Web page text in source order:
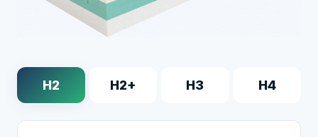
H2 H2+ H3 H4